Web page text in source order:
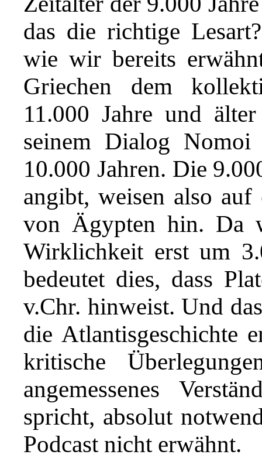
das die richtige
wie wir bereits
Griechen dem
11.000 Jahre und
seinem Dialog
10.000 Jahren. Die
angibt, weisen also
von Ägypten hin. Da
Wirklichkeit erst um
bedeutet dies, dass
v.Chr. hinweist. Und
die Atlantisgeschichte
kritische
angemessenes
spricht, absolut
Podcast nicht erwähnt.